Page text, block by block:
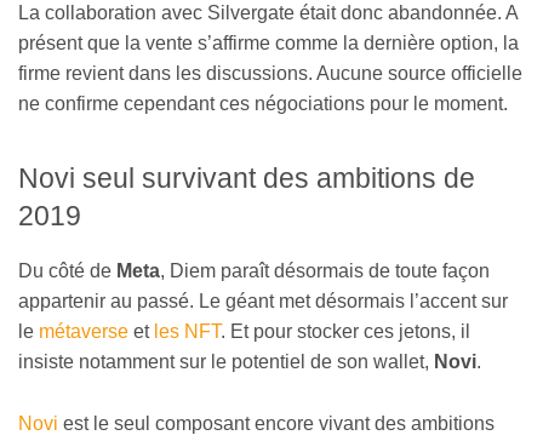
La collaboration avec Silvergate était donc abandonnée. A
présent que la vente s’affirme comme la dernière option, la
firme revient dans les discussions. Aucune source officielle
ne confirme cependant ces négociations pour le moment.
Novi seul survivant des ambitions de
2019
Du côté de Meta, Diem paraît désormais de toute façon
appartenir au passé. Le géant met désormais l’accent sur
le métaverse et les NFT. Et pour stocker ces jetons, il
insiste notamment sur le potentiel de son wallet, Novi.
Novi est le seul composant encore vivant des ambitions